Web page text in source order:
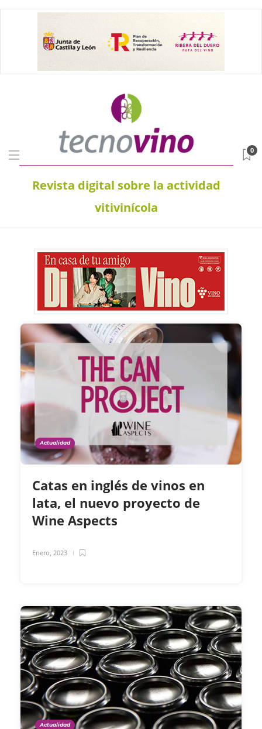
Revista digital sobre la actividad
vitivinícola
0
Actualidad
Catas en inglés de vinos en
lata, el nuevo proyecto de
Wine Aspects
Enero, 2023
Actualidad